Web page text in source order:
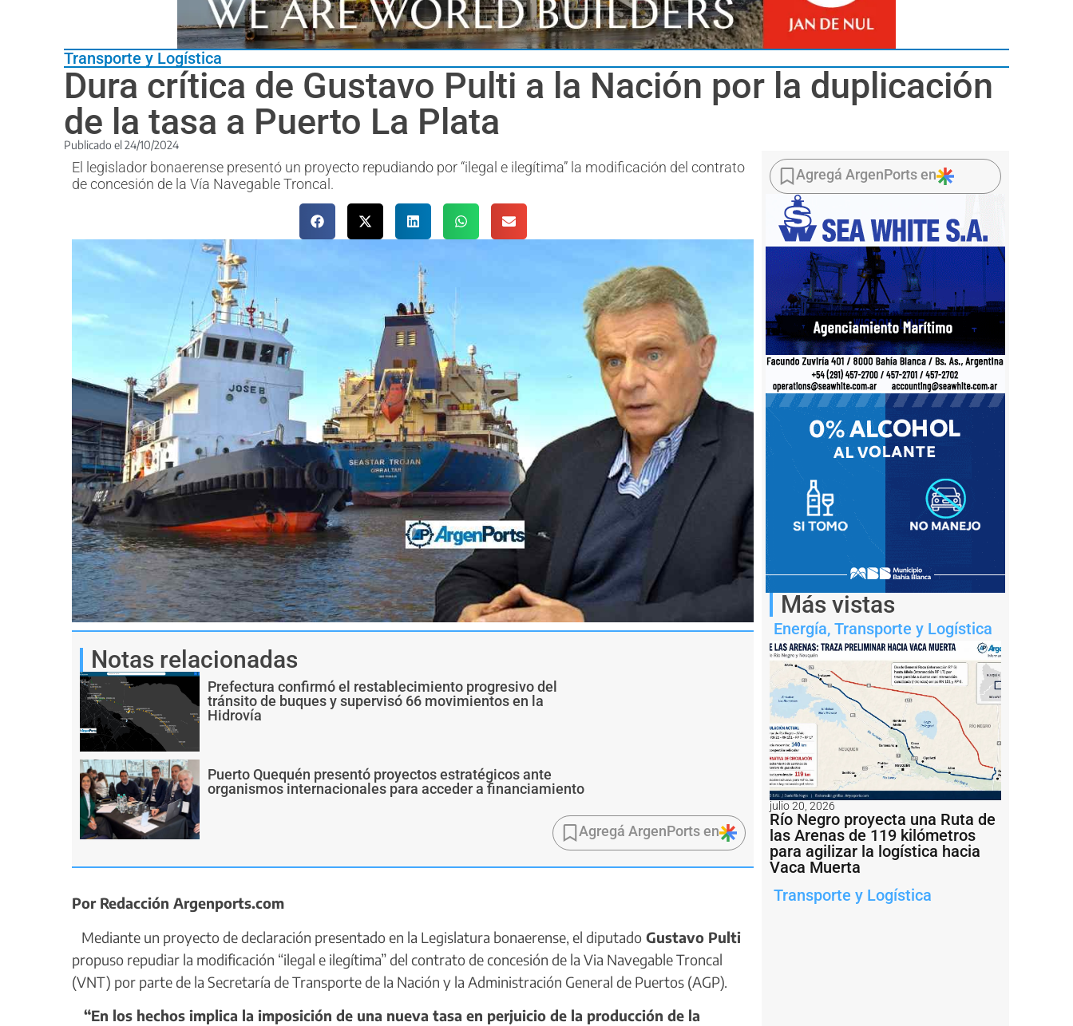
Transporte y Logística
Dura crítica de Gustavo Pulti a la Nación por la duplicación
de la tasa a Puerto La Plata
Publicado el 24/10/2024
El legislador bonaerense presentó un proyecto repudiando por “ilegal e ilegítima” la modificación del contrato
de concesión de la Vía Navegable Troncal.
Notas relacionadas
Prefectura confirmó el restablecimiento progresivo del
tránsito de buques y supervisó 66 movimientos en la
Hidrovía
Puerto Quequén presentó proyectos estratégicos ante
organismos internacionales para acceder a financiamiento
Agregá ArgenPorts en
Por Redacción Argenports.com
Mediante un proyecto de declaración presentado en la Legislatura bonaerense, el diputado Gustavo Pulti
propuso repudiar la modificación “ilegal e ilegítima” del contrato de concesión de la Via Navegable Troncal
(VNT) por parte de la Secretaría de Transporte de la Nación y la Administración General de Puertos (AGP).
“En los hechos implica la imposición de una nueva tasa en perjuicio de la producción de la
Agregá ArgenPorts en
Más vistas
Energía, Transporte y Logística
julio 20, 2026
Río Negro proyecta una Ruta de
las Arenas de 119 kilómetros
para agilizar la logística hacia
Vaca Muerta
Transporte y Logística